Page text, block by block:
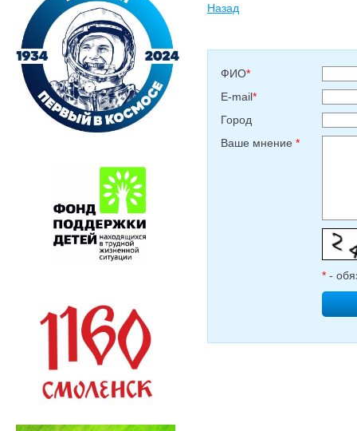
Назад
ФИО*
E-mail*
Город
Ваше мнение *
* -